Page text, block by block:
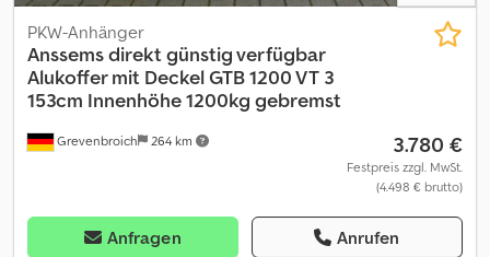
Grevenbroich 264 km
PKW-Anhänger
Anssemsdirekt günstig verfügbar
Alukoffer mit Deckel GTB 1200 VT 3
153cm Innenhöhe 1200kg gebremst
3.780 €
Festpreis zzgl. MwSt.
(4.498 € brutto)
Anfragen Anrufen